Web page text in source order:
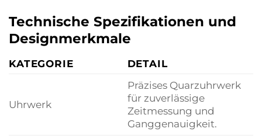
Technische Spezifikationen und
Designmerkmale
KATEGORIE DETAIL
Uhrwerk
Präzises Quarzuhrwerk
für zuverlässige
Zeitmessung und
Ganggenauigkeit.